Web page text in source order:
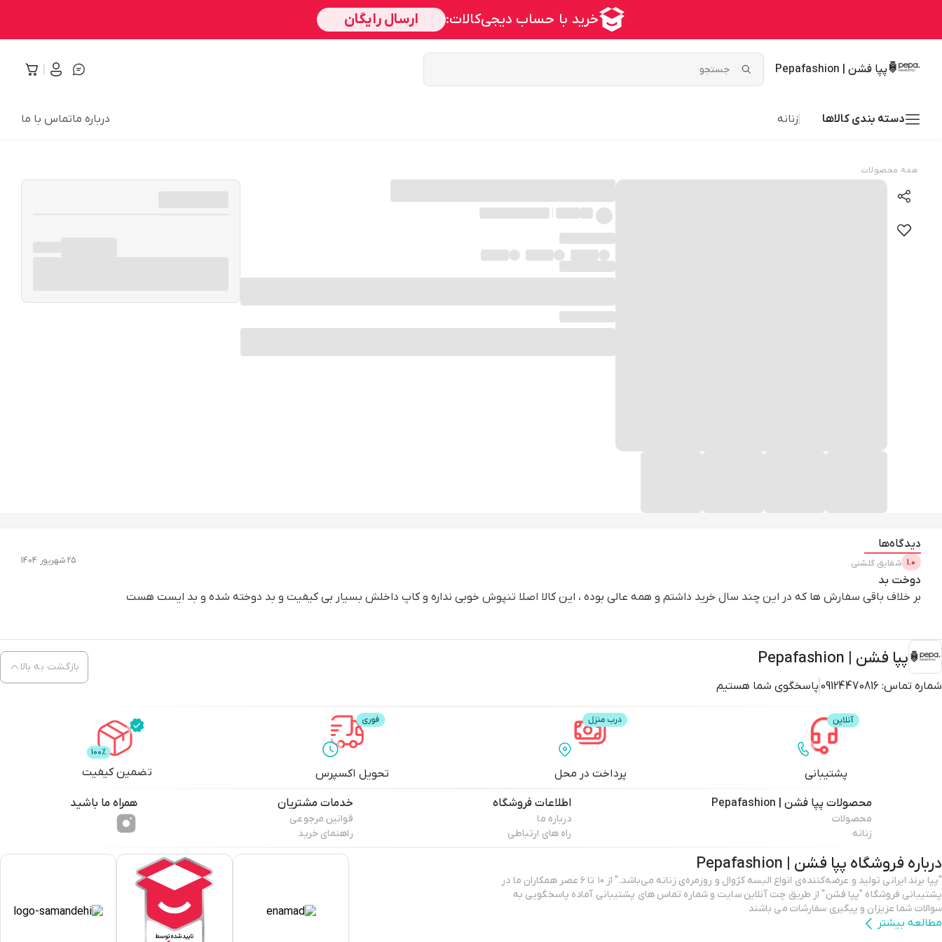
پپا فشن | Pepafashion
دسته بندی کالاها زنانه درباره ماتماس با ما
همه محصولات
دیدگاه‌ها
1.0 شقایق گلشنی 25 شهریور 1404
دوخت بد
بر خلاف باقی سفارش ها که در این چند سال خرید داشتم و همه عالی بوده ، این کالا اصلا تنپوش خوبی نداره و کاپ داخلش بسیار بی کیفیت و بد دوخته شده و بد ایست هست
پپا فشن | Pepafashion
شماره تماس: 09124470816 پاسخگوی شما هستیم
بازگشت به بالا
پشتیبانی پرداخت در محل تحویل اکسپرس تضمین کیفیت
محصولات پپا فشن | Pepafashion
محصولات
زنانه
اطلاعات فروشگاه
درباره ما
راه های ارتباطی
خدمات مشتریان
قوانین مرجوعی
راهنمای خرید
همراه ما باشید
درباره فروشگاه پپا فشن | Pepafashion
"پپا برند ایرانی تولید و عرضه‌کننده‌ی انواع البسه کژوال و روزمره‌ی زنانه می‌باشد." از ۱۰ تا ۶ عصر همکاران ما در
پشتیبانی فروشگاه "پپا فشن" از طریق چت آنلاین سایت و شماره تماس های پشتیبانی آماده پاسخگویی به
سوالات شما عزیزان و پیگیری سفارشات می باشند
مطالعه بیشتر